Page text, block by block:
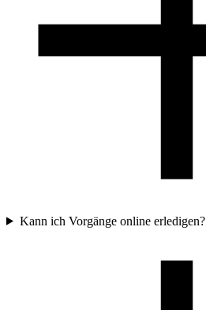
Kann ich Vorgänge online erledigen?